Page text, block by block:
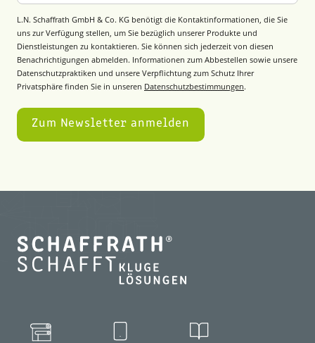
L.N. Schaffrath GmbH & Co. KG benötigt die Kontaktinformationen, die Sie
uns zur Verfügung stellen, um Sie bezüglich unserer Produkte und
Dienstleistungen zu kontaktieren. Sie können sich jederzeit von diesen
Benachrichtigungen abmelden. Informationen zum Abbestellen sowie unsere
Datenschutzpraktiken und unsere Verpflichtung zum Schutz Ihrer
Privatsphäre finden Sie in unseren Datenschutzbestimmungen.